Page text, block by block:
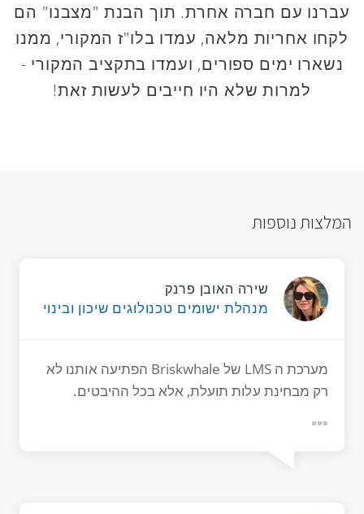
עברנו עם חברה אחרת. תוך הבנת "מצבנו" הם
לקחו אחריות מלאה, עמדו בלו"ז המקורי, ממנו
נשארו ימים ספורים, ועמדו בתקציב המקורי -
למרות שלא היו חייבים לעשות זאת!
המלצות נוספות
שירה האובן פרנק
מנהלת ישומים טכנולוגים שיכון ובינוי
מערכת ה LMS של Briskwhale הפתיעה אותנו לא
רק מבחינת עלות תועלת, אלא בכל ההיבטים.